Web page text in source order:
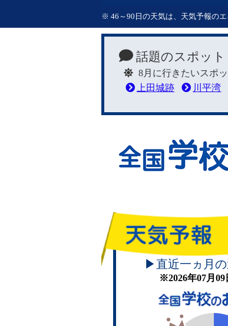
※ 46～90日の天気は、天気予報の
話題のスポット
8月に行きたいスポッ
上田城跡
川平湾
▶直近一ヵ月
※2026年07月09